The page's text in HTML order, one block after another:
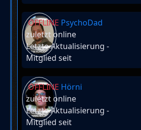
OFFLINE PsychoDad
zuletzt online
Letzte Aktualisierung -
Mitglied seit
OFFLINE Hörni
zuletzt online
Letzte Aktualisierung -
Mitglied seit